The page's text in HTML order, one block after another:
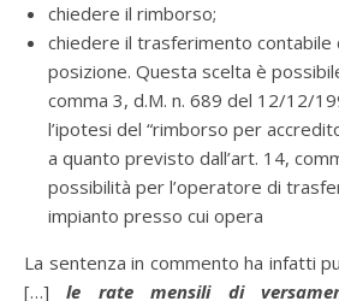
chiedere il rimborso;
chiedere il trasferimento contabile
posizione. Questa scelta è
comma 3, d.M. n. 689 del 12/12/
l’ipotesi del “rimborso per
a quanto previsto dall’art. 14,
possibilità per l’operatore di
impianto presso cui opera
La sentenza in commento ha infatti
[…]le rate mensili di